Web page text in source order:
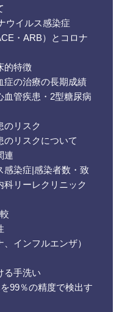
ウイルス感染症
・ARB）とコロナ
的特徴
症の治療の長期成績
血管疾患・2型糖尿病
のリスク
のリスクについて
連
感染症|感染者数・致
科リーレクリニック
インフルエンザ）
る手洗い
99％の精度で検出す